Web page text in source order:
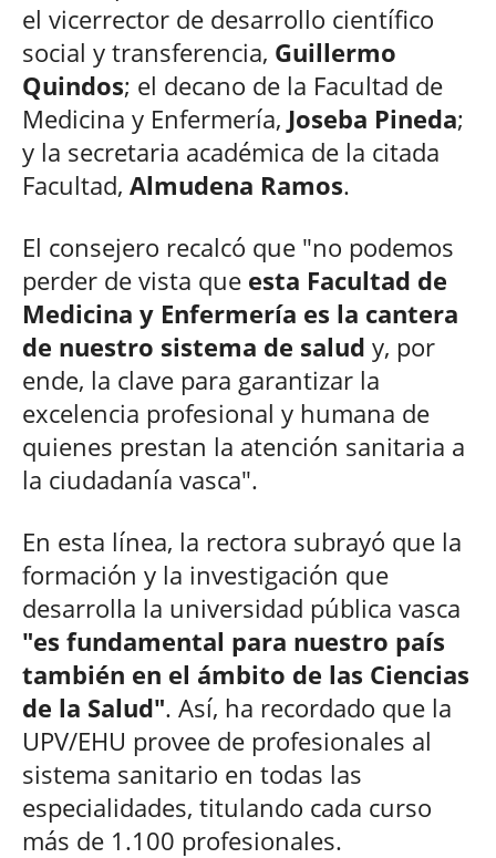
el vicerrector de desarrollo científico
social y transferencia, Guillermo
Quindos; el decano de la Facultad de
Medicina y Enfermería, Joseba Pineda;
y la secretaria académica de la citada
Facultad, Almudena Ramos.
El consejero recalcó que "no podemos
perder de vista que esta Facultad de
Medicina y Enfermería es la cantera
de nuestro sistema de salud y, por
ende, la clave para garantizar la
excelencia profesional y humana de
quienes prestan la atención sanitaria a
la ciudadanía vasca".
En esta línea, la rectora subrayó que la
formación y la investigación que
desarrolla la universidad pública vasca
"es fundamental para nuestro país
también en el ámbito de las Ciencias
de la Salud". Así, ha recordado que la
UPV/EHU provee de profesionales al
sistema sanitario en todas las
especialidades, titulando cada curso
más de 1.100 profesionales.